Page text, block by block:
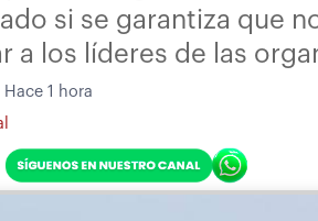
si se garantiza que
a los líderes de las
Hace 1 hora